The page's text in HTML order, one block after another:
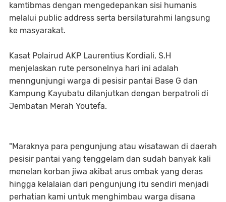
kamtibmas dengan mengedepankan sisi humanis
melalui public address serta bersilaturahmi langsung
ke masyarakat.
Kasat Polairud AKP Laurentius Kordiali, S.H
menjelaskan rute personelnya hari ini adalah
menngunjungi warga di pesisir pantai Base G dan
Kampung Kayubatu dilanjutkan dengan berpatroli di
Jembatan Merah Youtefa.
"Maraknya para pengunjung atau wisatawan di daerah
pesisir pantai yang tenggelam dan sudah banyak kali
menelan korban jiwa akibat arus ombak yang deras
hingga kelalaian dari pengunjung itu sendiri menjadi
perhatian kami untuk menghimbau warga disana